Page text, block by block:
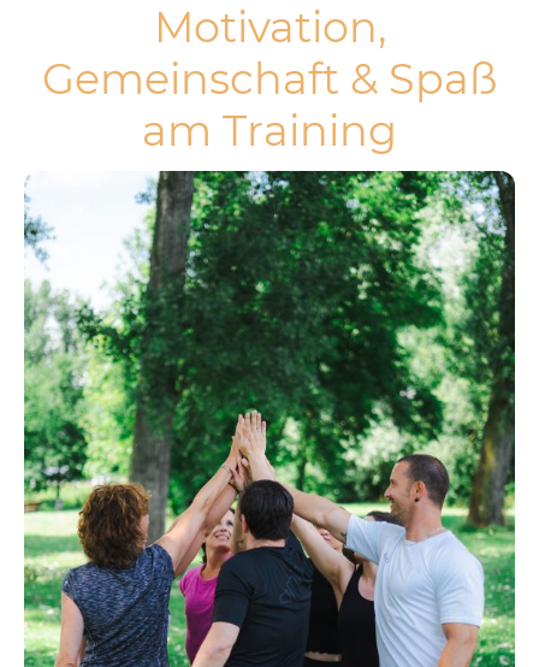
Motivation,
Gemeinschaft & Spaß
am Training